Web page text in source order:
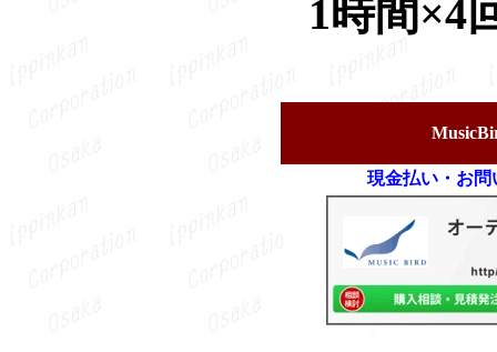
1時間×4
現金払い・お問